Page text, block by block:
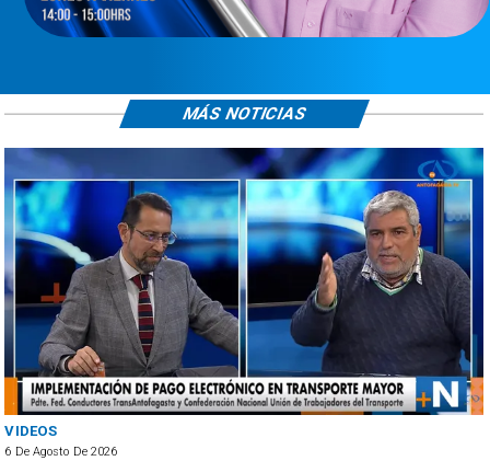
VIDEOS
6 De Agosto De 2026
MÁS NOTICIAS